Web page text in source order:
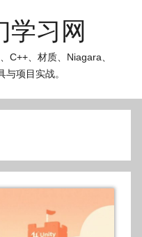
学习网
C++、材质、Niagara、
项目实战。